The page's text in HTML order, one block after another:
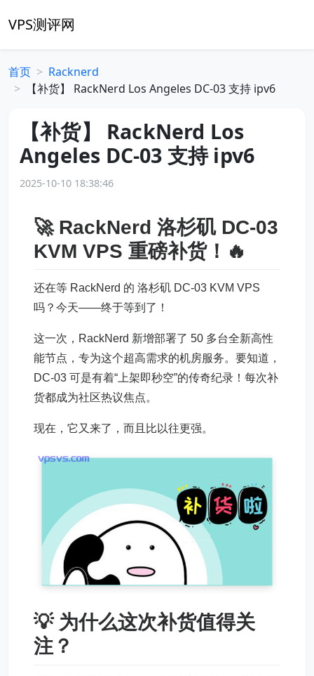
VPS测评网
首页
Racknerd
【补货】 RackNerd Los Angeles DC-03 支持 ipv6
【补货】 RackNerd Los
Angeles DC-03 支持 ipv6
2025-10-10 18:38:46
🚀 RackNerd 洛杉矶 DC-03
KVM VPS 重磅补货！🔥
还在等 RackNerd 的 洛杉矶 DC-03 KVM VPS
吗？今天——终于等到了！
这一次，RackNerd 新增部署了 50 多台全新高性
能节点，专为这个超高需求的机房服务。要知道，
DC-03 可是有着“上架即秒空”的传奇纪录！每次补
货都成为社区热议焦点。
现在，它又来了，而且比以往更强。
💡 为什么这次补货值得关
注？